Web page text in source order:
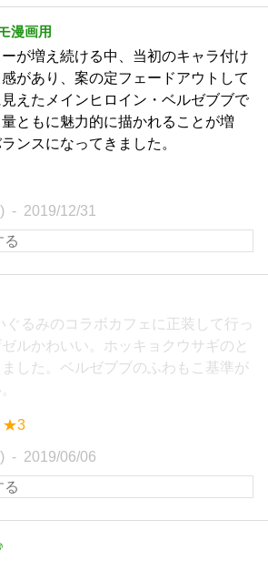
漫画用
が増え続ける中、当初のキャラ付け
があり、案の定フェードアウトして
えたメインヒロイン・ベルゼブブで
ともに魅力的に描かれることが増
ンスになってきました。
2019/12/31
ぐるみのコラボカフェに正装して行っ
ルかわいい。ホッキョクウサギのと
ました。ベルゼブブのふわもこ基準が
★3
2019/06/06
♪